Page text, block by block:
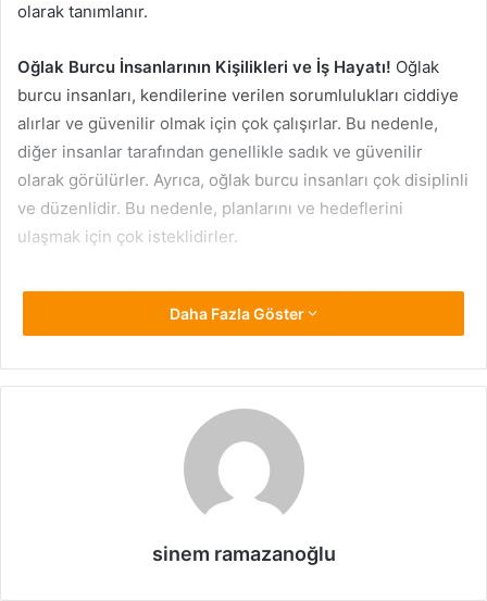
olarak tanımlanır.
Oğlak Burcu İnsanlarının Kişilikleri ve İş Hayatı! Oğlak
burcu insanları, kendilerine verilen sorumlulukları ciddiye
alırlar ve güvenilir olmak için çok çalışırlar. Bu nedenle,
diğer insanlar tarafından genellikle sadık ve güvenilir
olarak görülürler. Ayrıca, oğlak burcu insanları çok disiplinli
ve düzenlidir. Bu nedenle, planlarını ve hedeflerini
ulaşmak için çok isteklidirler.
Oğlak burcu insanları, bir şeyi organize etmede çok
iyidirler ve işleri zamanında tamamlamak onlar için çok
etmezler ve mücadele etmeye devam ederler.
Oğlak burçları, genellikle sosyal ilişkilerde dikkat çekmeyi
sevmezler. Bu nedenle, sosyal ortamlarda daha az etkili
olabilirler. Ayrıca, oğlak burcu insanları genellikle açık ve
doğal olmayı tercih ederler. Bu nedenle, ilişkilerinde doğal
Daha Fazla Göster
sinem ramazanoğlu